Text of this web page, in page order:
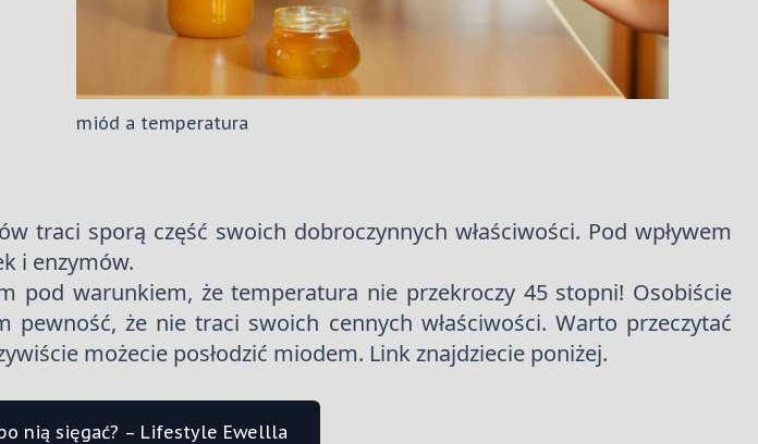
miód a temperatura
traci sporą część swoich dobroczynnych właściwości. Pod wpływem
i enzymów.
pod warunkiem, że temperatura nie przekroczy 45 stopni! Osobiście
że nie traci swoich cennych właściwości. Warto przeczytać
możecie posłodzić miodem. Link znajdziecie poniżej.
nią sięgać? – Lifestyle Ewellla